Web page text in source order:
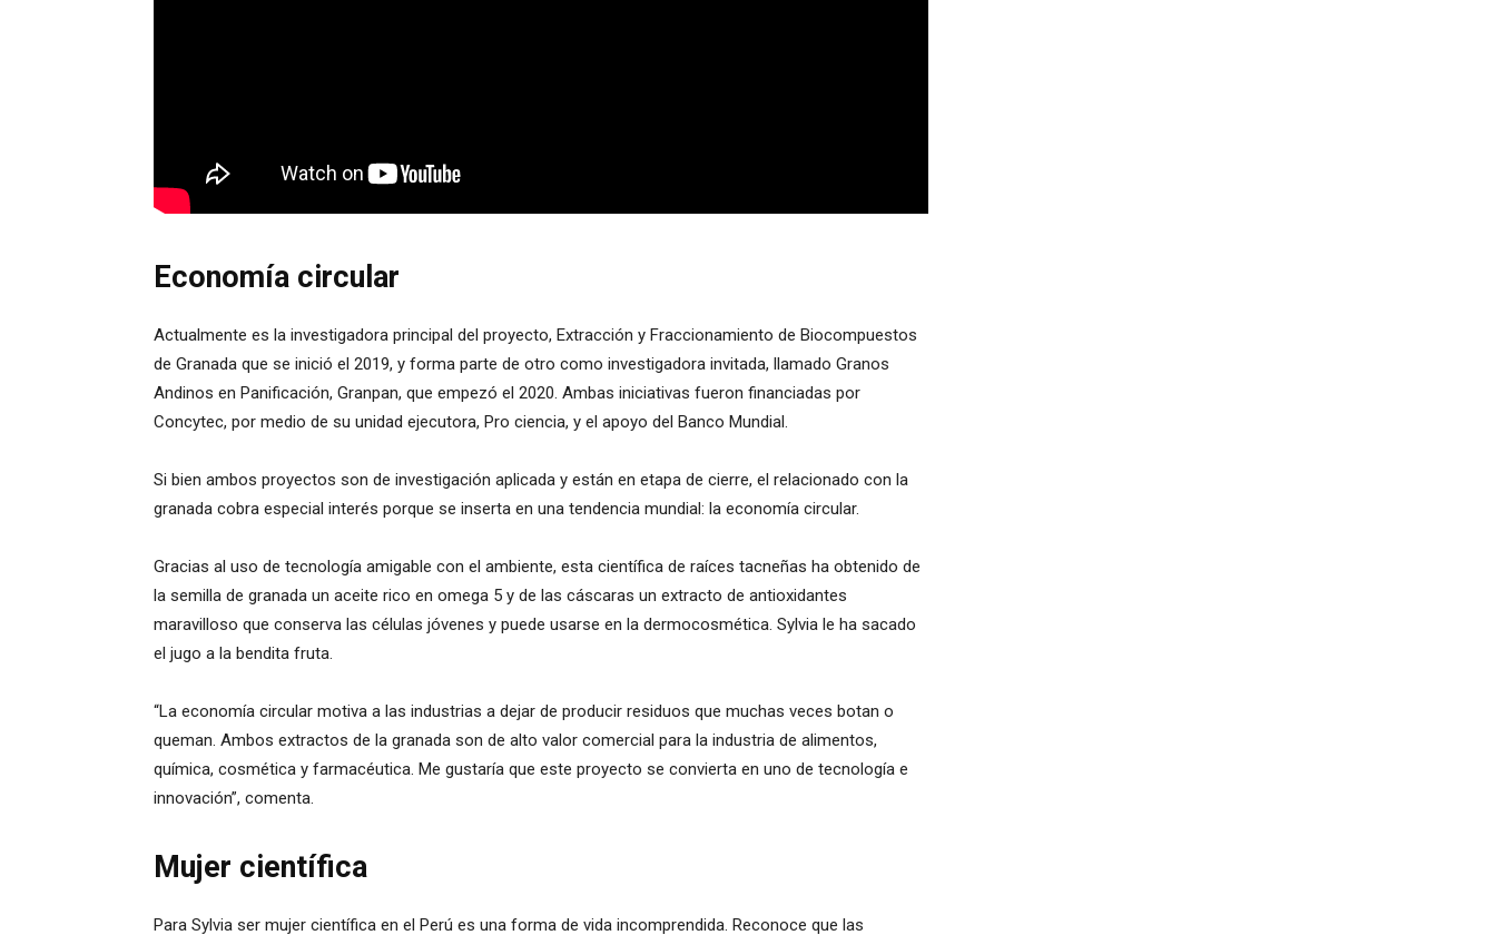
Economía circular
Actualmente es la investigadora principal del proyecto, Extracción y Fraccionamiento de Biocompuestos
de Granada que se inició el 2019, y forma parte de otro como investigadora invitada, llamado Granos
Andinos en Panificación, Granpan, que empezó el 2020. Ambas iniciativas fueron financiadas por
Concytec, por medio de su unidad ejecutora, Pro ciencia, y el apoyo del Banco Mundial.
Si bien ambos proyectos son de investigación aplicada y están en etapa de cierre, el relacionado con la
granada cobra especial interés porque se inserta en una tendencia mundial: la economía circular.
Gracias al uso de tecnología amigable con el ambiente, esta científica de raíces tacneñas ha obtenido de
la semilla de granada un aceite rico en omega 5 y de las cáscaras un extracto de antioxidantes
maravilloso que conserva las células jóvenes y puede usarse en la dermocosmética. Sylvia le ha sacado
el jugo a la bendita fruta.
“La economía circular motiva a las industrias a dejar de producir residuos que muchas veces botan o
queman. Ambos extractos de la granada son de alto valor comercial para la industria de alimentos,
química, cosmética y farmacéutica. Me gustaría que este proyecto se convierta en uno de tecnología e
innovación”, comenta.
Mujer científica
Para Sylvia ser mujer científica en el Perú es una forma de vida incomprendida. Reconoce que las